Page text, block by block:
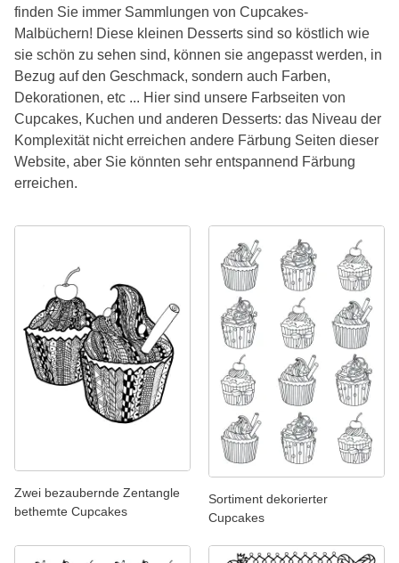
finden Sie immer Sammlungen von Cupcakes-
Malbüchern! Diese kleinen Desserts sind so köstlich wie
sie schön zu sehen sind, können sie angepasst werden, in
Bezug auf den Geschmack, sondern auch Farben,
Dekorationen, etc ... Hier sind unsere Farbseiten von
Cupcakes, Kuchen und anderen Desserts: das Niveau der
Komplexität nicht erreichen andere Färbung Seiten dieser
Website, aber Sie könnten sehr entspannend Färbung
erreichen.
Zwei bezaubernde Zentangle
bethemte Cupcakes
Sortiment dekorierter
Cupcakes